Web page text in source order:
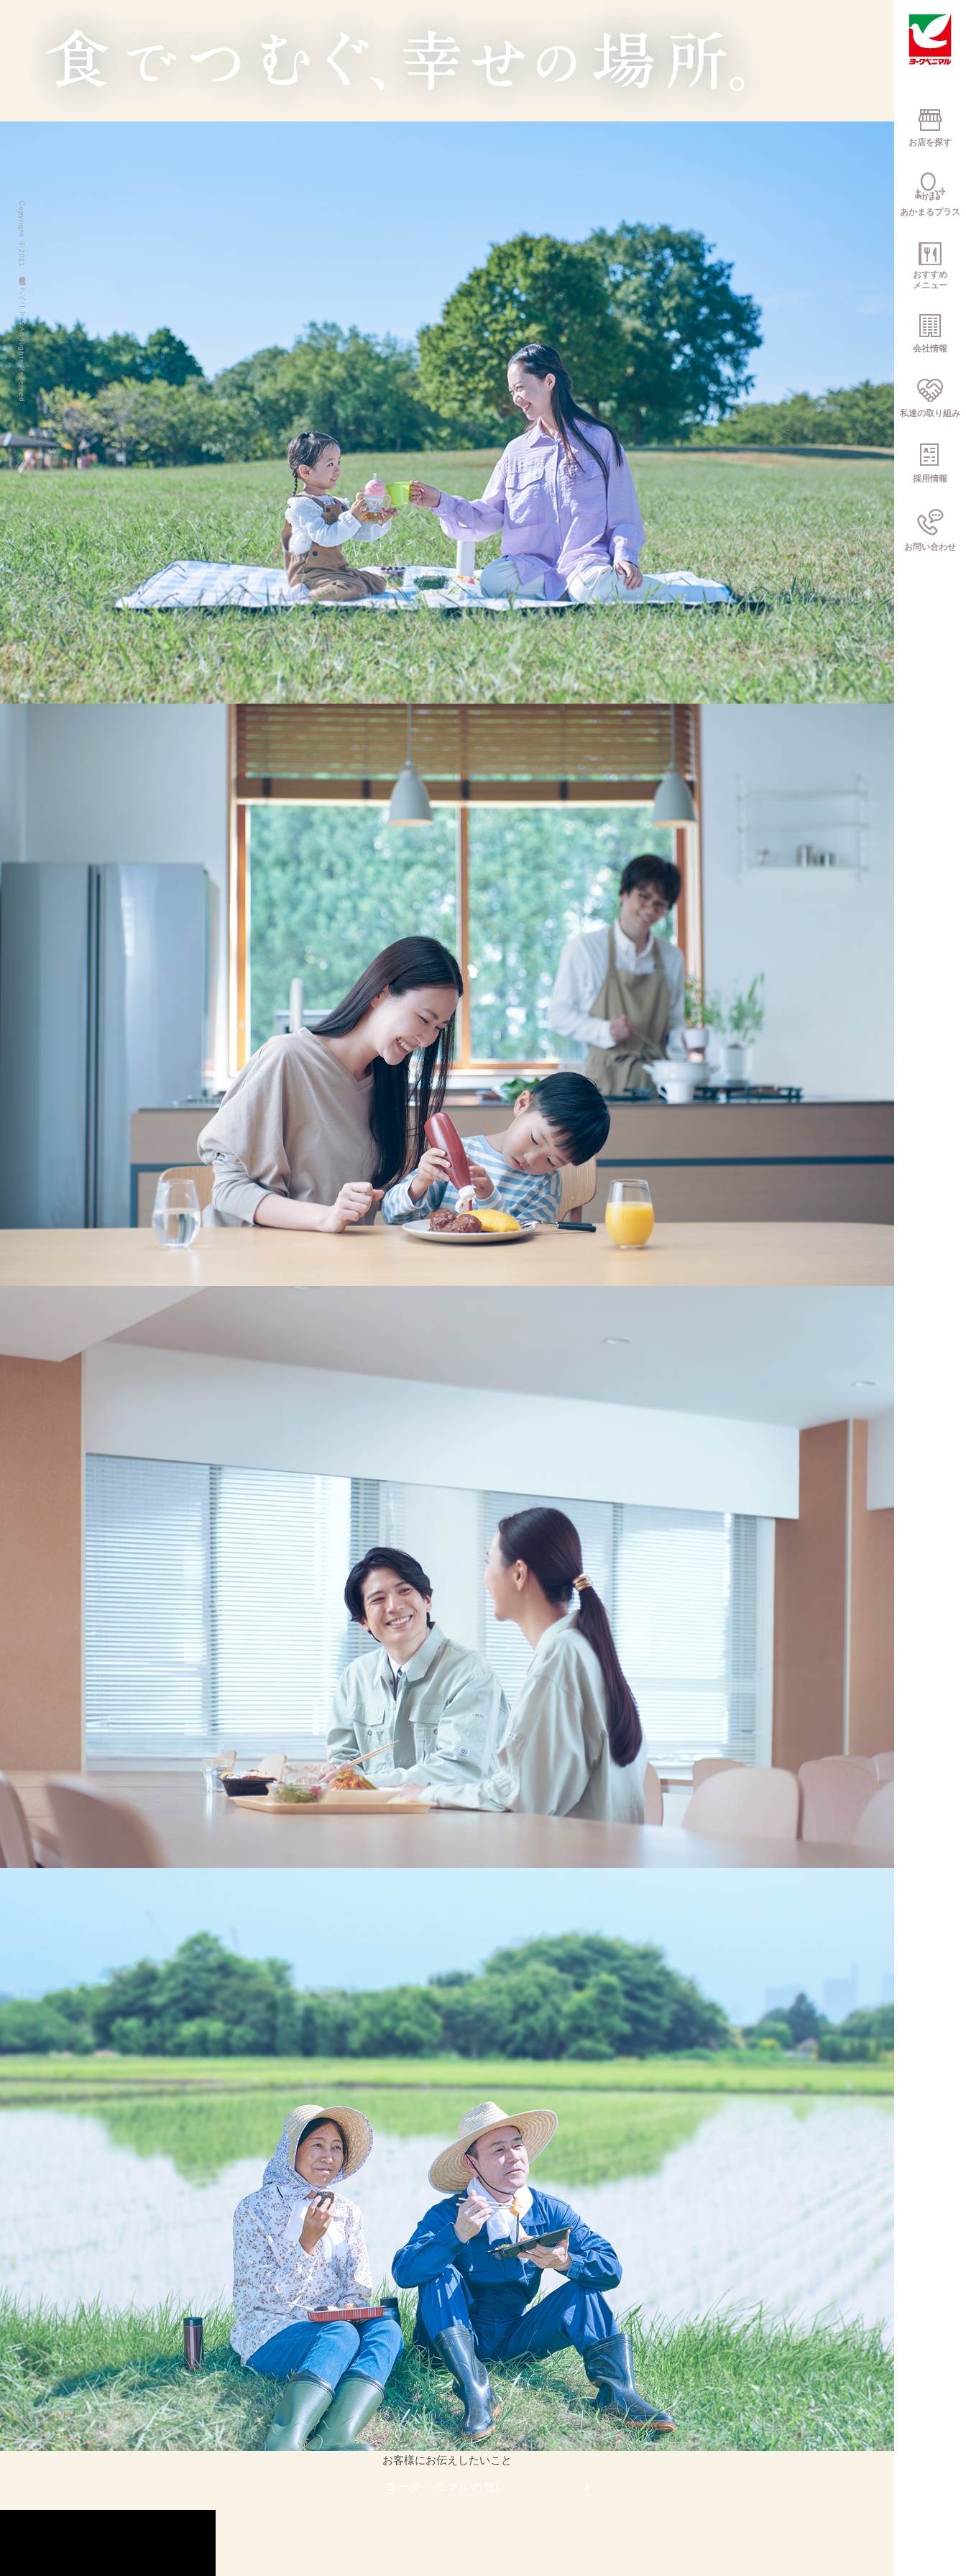
お店を探す
あかまるプラス
おすすめ
メニュー
会社情報
私達の取り組み
採用情報
お問い合わせ
お客様にお伝えしたいこと
ヨークベニマルの想い
Copyright ©2011 株式会社ヨークベニマル All Rights Reserved.